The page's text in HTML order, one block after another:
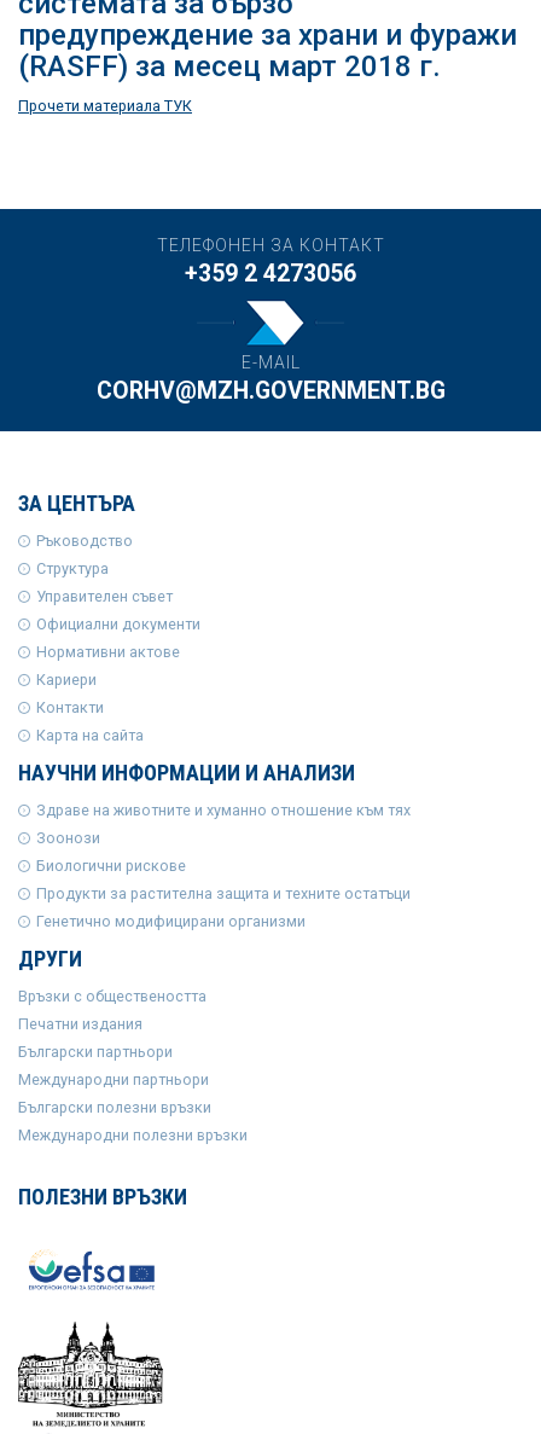
предупреждение за храни и фуражи
(RASFF) за месец март 2018 г.
Прочети материала ТУК
ТЕЛЕФОНЕН ЗА КОНТАКТ
+359 2 4273056
E-MAIL
CORHV@MZH.GOVERNMENT.BG
ЗА ЦЕНТЪРА
Ръководство
Структура
Управителен съвет
Официални документи
Нормативни актове
Кариери
Контакти
Карта на сайта
НАУЧНИ ИНФОРМАЦИИ И АНАЛИЗИ
Здраве на животните и хуманно отношение към тях
Зоонози
Биологични рискове
Продукти за растителна защита и техните остатъци
Генетично модифицирани организми
ДРУГИ
Връзки с обществеността
Печатни издания
Български партньори
Международни партньори
Български полезни връзки
Международни полезни връзки
ПОЛЕЗНИ ВРЪЗКИ